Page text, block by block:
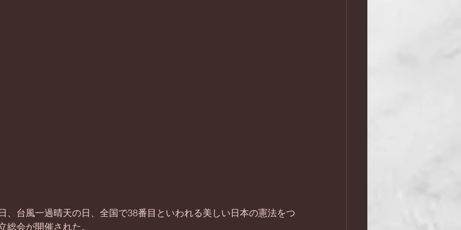
、台風一過晴天の日、全国で38番目といわれる美しい日本の憲法をつ
総会が開催された。